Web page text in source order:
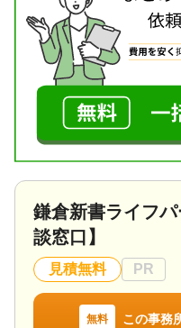
相続税は、税法の不
つかなければそのま
後から気がついたとし
を返してもらう手続
少なく申告していた
と、相続税のほかに
加で払わなければなり
さくら会計にお任せく
対応地域
高知県全域
対応業務
遺産分割 / 相続税申告
鎌倉新書ライフ
談窓口】
見積無料 PR
無料 この事務